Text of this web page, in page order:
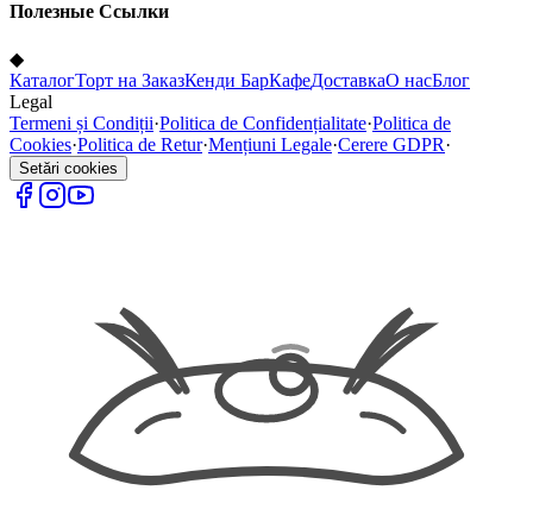
Полезные Ссылки
◆
КаталогТорт на ЗаказКенди БарКафеДоставкаО насБлог
Legal
Termeni și Condiții·Politica de Confidențialitate·Politica de
Cookies·Politica de Retur·Mențiuni Legale·Cerere GDPR·
Setări cookies